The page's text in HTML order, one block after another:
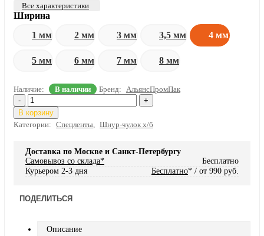
Все характеристики
Ширина
1 мм
2 мм 3 мм 3,5 мм 4 мм
5 мм 6 мм 7 мм 8 мм
Наличие: В наличии Бренд:
АльянсПромПак
-
+
В корзину
Категории: Спецленты Шнур-чулок х/б
Доставка по Москве и Санкт-Петербургу
Самовывоз со склада*
Бесплатно
Курьером 2-3 дня
Бесплатно* / от 990 руб.
ПОДЕЛИТЬСЯ
Описание